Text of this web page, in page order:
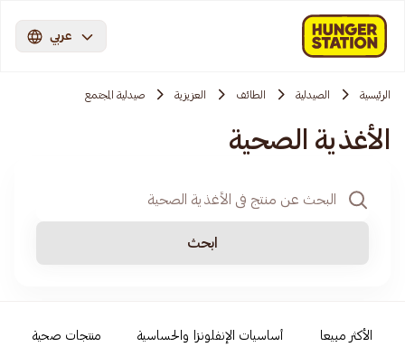
عربي
الرئيسية الصيدلية الطائف العزيزية صيدلية المجتمع
الأغذية الصحية
ابحث
الأكثر مبيعا أساسيات الإنفلونزا والحساسية منتجات صحية